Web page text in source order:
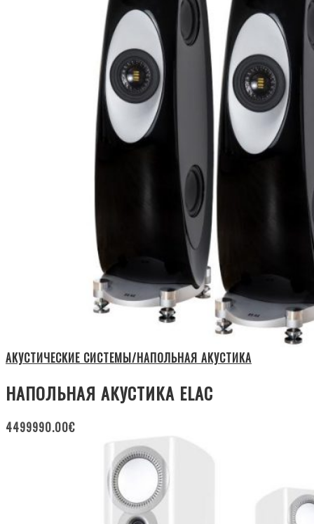
АКУСТИЧЕСКИЕ СИСТЕМЫ/НАПОЛЬНАЯ АКУСТИКА
НАПОЛЬНАЯ АКУСТИКА ELAC
4499990.00€